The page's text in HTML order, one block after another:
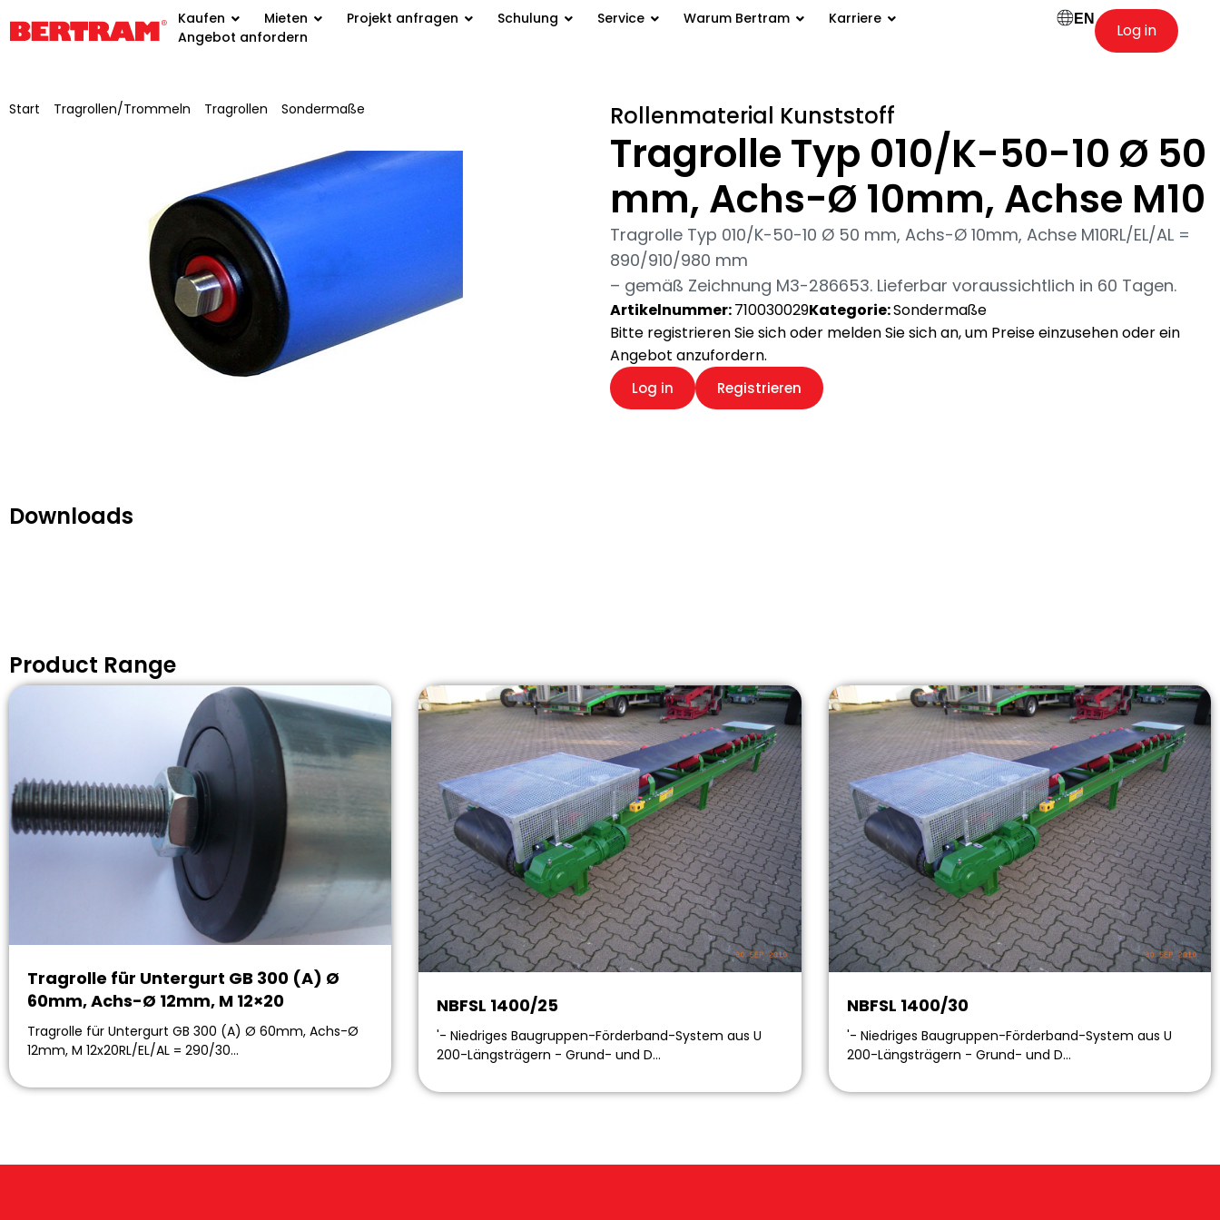
Kaufen Mieten Projekt anfragen Schulung Service Warum Bertram
Karriere
Angebot anfordern
EN
Log in
Start Tragrollen/Trommeln Tragrollen Sondermaße Rollenmaterial Kunststoff
Tragrolle Typ 010/K-50-10 Ø 50
mm, Achs-Ø 10mm, Achse M10
Tragrolle Typ 010/K-50-10 Ø 50 mm, Achs-Ø 10mm, Achse M10RL/EL/AL =
890/910/980 mm
– gemäß Zeichnung M3-286653. Lieferbar voraussichtlich in 60 Tagen.
Artikelnummer:710030029Kategorie:Sondermaße
Bitte registrieren Sie sich oder melden Sie sich an, um Preise einzusehen oder ein
Angebot anzufordern.
Log in Registrieren
Downloads
Product Range
Tragrolle für Untergurt GB 300 (A) Ø
60mm, Achs-Ø 12mm, M 12×20
Tragrolle für Untergurt GB 300 (A) Ø 60mm, Achs-Ø
12mm, M 12x20RL/EL/AL = 290/30…
NBFSL 1400/25
'- Niedriges Baugruppen-Förderband-System aus U
200-Längsträgern - Grund- und D…
NBFSL 1400/30
'- Niedriges Baugruppen-Förderband-System aus U
200-Längsträgern - Grund- und D…